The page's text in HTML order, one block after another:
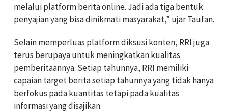
melalui platform berita online. Jadi ada tiga bentuk
penyajian yang bisa dinikmati masyarakat,” ujar Taufan.
Selain memperluas platform diksusi konten, RRI juga
terus berupaya untuk meningkatkan kualitas
pemberitaannya. Setiap tahunnya, RRI memiliki
capaian target berita setiap tahunnya yang tidak hanya
berfokus pada kuantitas tetapi pada kualitas
informasi yang disajikan.